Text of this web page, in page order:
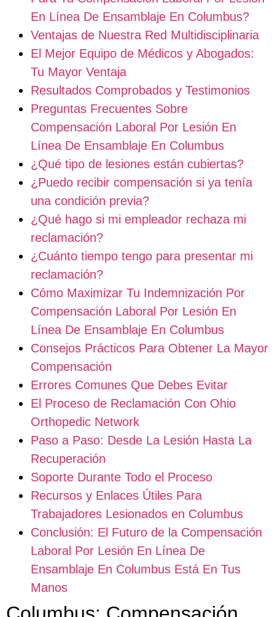
En Línea De Ensamblaje En Columbus?
Ventajas de Nuestra Red Multidisciplinaria
El Mejor Equipo de Médicos y Abogados:
Tu Mayor Ventaja
Resultados Comprobados y Testimonios
Preguntas Frecuentes Sobre
Compensación Laboral Por Lesión En
Línea De Ensamblaje En Columbus
¿Qué tipo de lesiones están cubiertas?
¿Puedo recibir compensación si ya tenía
una condición previa?
¿Qué hago si mi empleador rechaza mi
reclamación?
¿Cuánto tiempo tengo para presentar mi
reclamación?
Cómo Maximizar Tu Indemnización Por
Compensación Laboral Por Lesión En
Línea De Ensamblaje En Columbus
Consejos Prácticos Para Obtener La Mayor
Compensación
Errores Comunes Que Debes Evitar
El Proceso de Reclamación Con Ohio
Orthopedic Network
Paso a Paso: Desde La Lesión Hasta La
Recuperación
Soporte Durante Todo el Proceso
Recursos y Enlaces Útiles Para
Trabajadores Lesionados en Columbus
Conclusión: El Futuro de la Compensación
Laboral Por Lesión En Línea De
Ensamblaje En Columbus Está En Tus
Manos